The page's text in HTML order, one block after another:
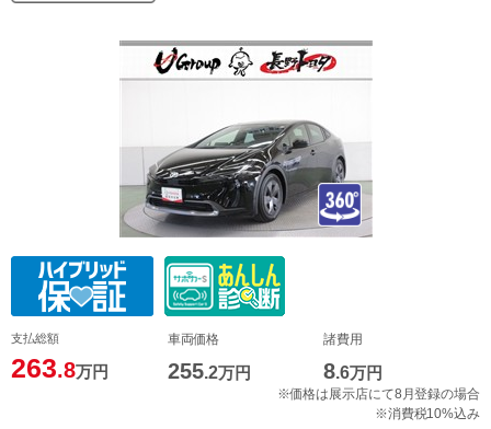
支払総額
263.8万円
車両価格
255.2万円
諸費用
8.6万円
※価格は展示店にて8月登録の場合
※消費税10%込み